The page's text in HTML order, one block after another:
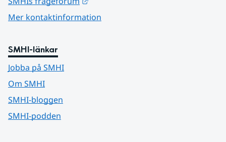
Mer kontaktinformation
SMHI-länkar
Jobba på SMHI
Om SMHI
SMHI-bloggen
SMHI-podden